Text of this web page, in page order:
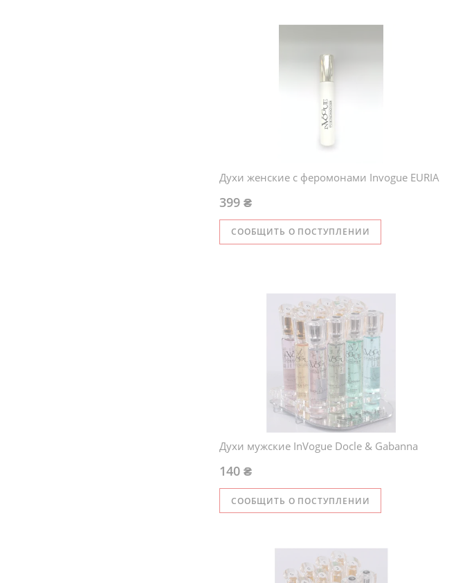
Духи женские с феромонами Invogue EURIA
СООБЩИТЬ О ПОСТУПЛЕНИИ
399 ₴
Духи мужские InVogue Docle & Gabanna
СООБЩИТЬ О ПОСТУПЛЕНИИ
140 ₴